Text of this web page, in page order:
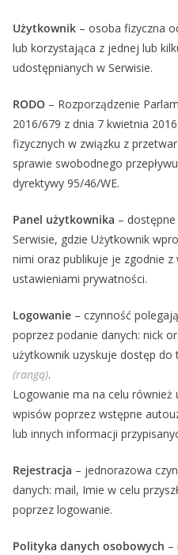
Użytkownik – osoba fizyczna
lub korzystająca z jednej lub
udostępnianych w Serwisie.
RODO – Rozporządzenie
2016/679 z dnia 7 kwietnia
fizycznych w związku z
sprawie swobodnego
dyrektywy 95/46/WE.
Panel użytkownika –
Serwisie, gdzie Użytkownik
nimi oraz publikuje je zgodnie z
ustawieniami prywatności.
Logowanie – czynność
poprzez podanie danych: nick
użytkownik uzyskuje dostęp
(rangą).
Logowanie ma na celu również
wpisów poprzez wstępne
lub innych informacji
Rejestracja – jednorazowa
danych: mail, Imie w celu
poprzez logowanie.
Polityka danych osobowych –